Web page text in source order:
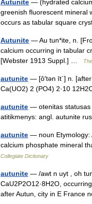
Autunite — (hydrated
greenish fluorescent mineral
occurs as tabular square
Autunite — Au tun*ite, n.
calcium occurring in tabular
[Webster 1913 Suppl.] …
autunite — [ô′tən īt΄] n.
Ca(UO2) 2 (PO4) 2·10
autunite — otenitas statusas
atitikmenys: angl. autunite
autunite — noun Etymology:
calcium phosphate mineral
Collegiate Dictionary
autunite — /awt n uyt , oh
CaU2P2O12·8H2O,
after Autun, city in E